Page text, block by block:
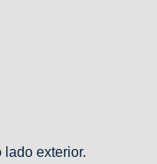
lado exterior.